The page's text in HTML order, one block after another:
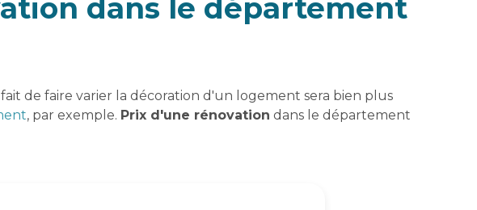
dans le département
fait de faire varier la décoration d'un logement sera bien plus
, par exemple. Prix d'une rénovation dans le département